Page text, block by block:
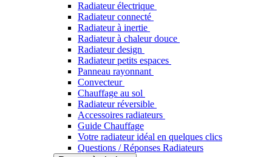
Radiateur électrique
Radiateur connecté
Radiateur à inertie
Radiateur à chaleur douce
Radiateur design
Radiateur petits espaces
Panneau rayonnant
Convecteur
Chauffage au sol
Radiateur réversible
Accessoires radiateurs
Guide Chauffage
Votre radiateur idéal en quelques clics
Questions / Réponses Radiateurs